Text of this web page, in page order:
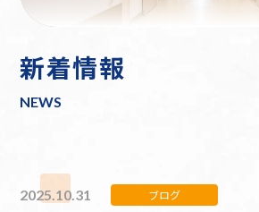
新着情報
2025.10.31 ブログ